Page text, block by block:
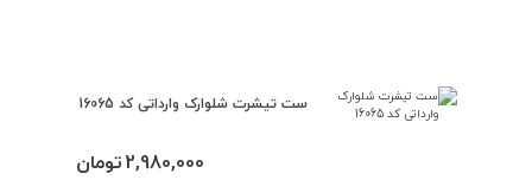
ست تیشرت شلوارک وارداتی کد 16065
2,980,000تومان